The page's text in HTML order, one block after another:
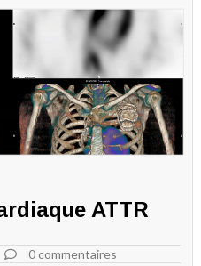
ATTR
0 commentaires